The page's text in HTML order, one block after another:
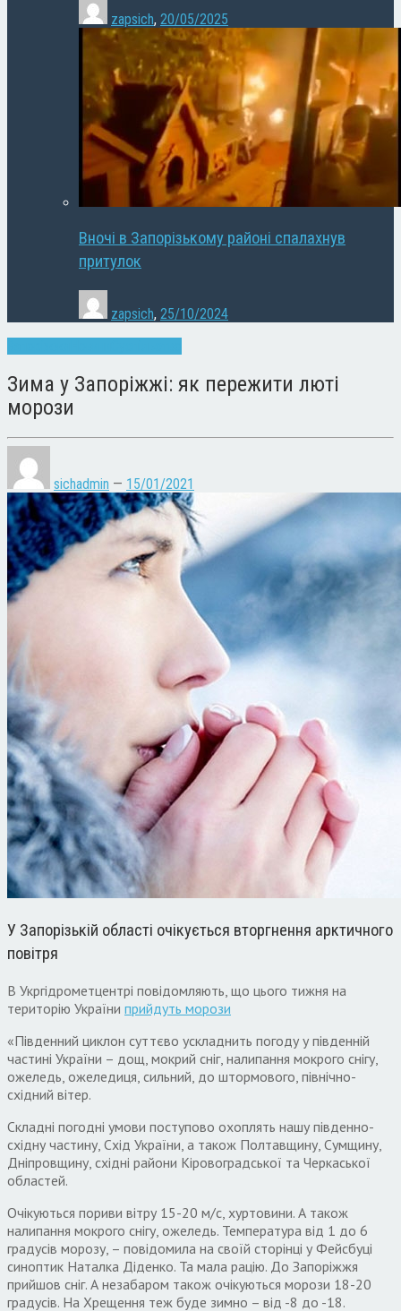
zapsich, 20/05/2025
Вночі в Запорізькому районі спалахнув
притулок
zapsich, 25/10/2024
Зима у Запоріжжі: як пережити люті
морози
sichadmin — 15/01/2021
У Запорізькій області очікується вторгнення арктичного
повітря
В Укргідрометцентрі повідомляють, що цього тижня на
територію України прийдуть морози
«Південний циклон суттєво ускладнить погоду у південній
частині України – дощ, мокрий сніг, налипання мокрого снігу,
ожеледь, ожеледиця, сильний, до штормового, північно-
східний вітер.
Складні погодні умови поступово охоплять нашу південно-
східну частину, Схід України, а також Полтавщину, Сумщину,
Дніпровщину, східні райони Кіровоградської та Черкаської
областей.
Очікуються пориви вітру 15-20 м/с, хуртовини. А також
налипання мокрого снігу, ожеледь. Температура від 1 до 6
градусів морозу, – повідомила на своїй сторінці у Фейсбуці
синоптик Наталка Діденко. Та мала рацію. До Запоріжжя
прийшов сніг. А незабаром також очікуються морози 18-20
градусів. На Хрещення теж буде зимно – від -8 до -18.